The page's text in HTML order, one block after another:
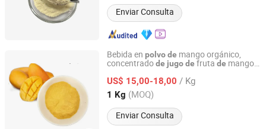
Enviar Consulta
Bebida en polvode mango orgánico,
concentradode jugode fruta de mango,
US$ 15,00-18,00 / Kg
1 Kg (MOQ)
Enviar Consulta
Shaanxi KBC Biotech Co., Ltd.
Shaanxi, China Desde 2022